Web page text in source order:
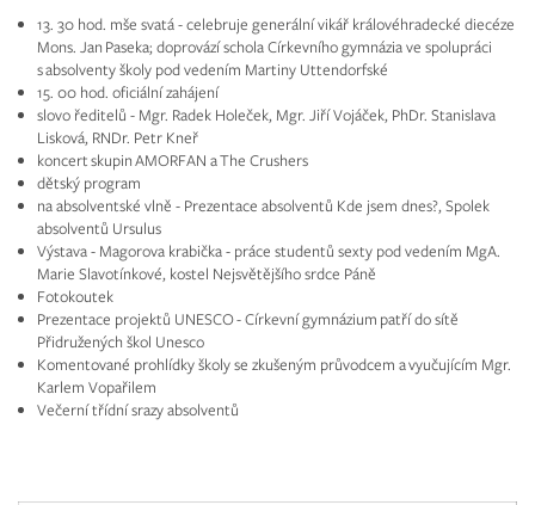
13. 30 hod. mše svatá - celebruje generální vikář královéhradecké diecéze
Mons. Jan Paseka; doprovází schola Církevního gymnázia ve spolupráci
s absolventy školy pod vedením Martiny Uttendorfské
15. 00 hod. oficiální zahájení
slovo ředitelů - Mgr. Radek Holeček, Mgr. Jiří Vojáček, PhDr. Stanislava
Lisková, RNDr. Petr Kneř
koncert skupin AMORFAN a The Crushers
dětský program
na absolventské vlně - Prezentace absolventů Kde jsem dnes?, Spolek
absolventů Ursulus
Výstava - Magorova krabička - práce studentů sexty pod vedením MgA.
Marie Slavotínkové, kostel Nejsvětějšího srdce Páně
Fotokoutek
Prezentace projektů UNESCO - Církevní gymnázium patří do sítě
Přidružených škol Unesco
Komentované prohlídky školy se zkušeným průvodcem a vyučujícím Mgr.
Karlem Vopařilem
Večerní třídní srazy absolventů